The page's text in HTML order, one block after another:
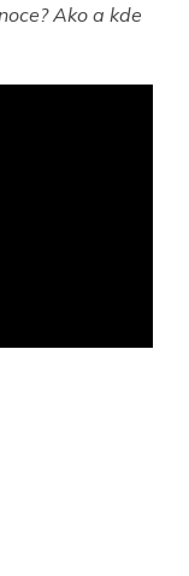
Ako a kde